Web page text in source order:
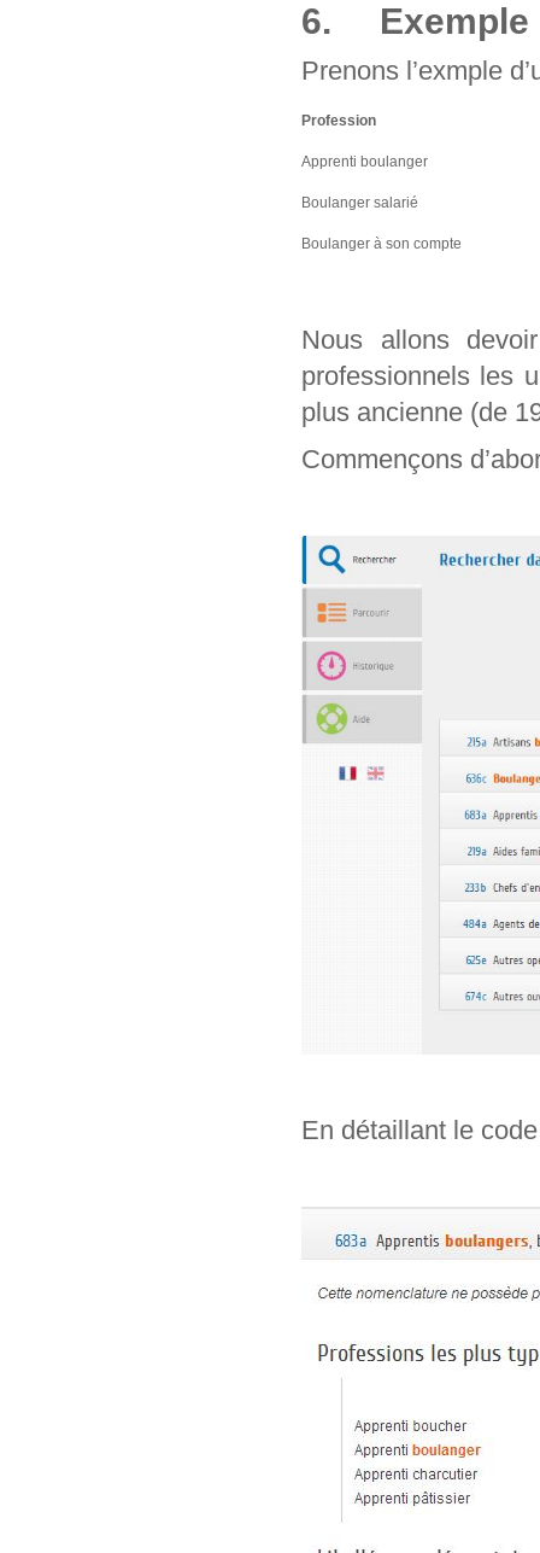
6. Exemple
Prenons l’exmple
Profession
Apprenti boulanger
Boulanger salarié
Boulanger à son compte
Nous allons
professionnels les
plus ancienne (de
Commençons
En détaillant le